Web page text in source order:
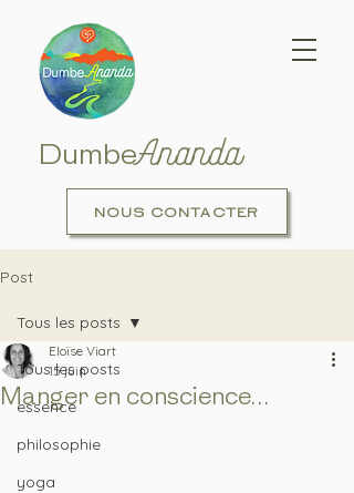
DumbeAnanda
NOUS CONTACTER
Post
Tous les posts
essence
philosophie
yoga
Tous les posts
Manger en conscience...
Eloïse Viart
15 juin